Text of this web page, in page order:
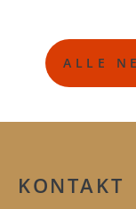
ALLE
KONTAKT